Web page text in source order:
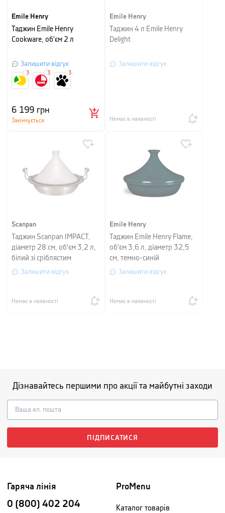
Emile Henry
Таджин Emile Henry
Cookware, об'єм 2 л
Залишити відгук
6 199 грн
Закінчується
3 3 3
Emile Henry
Таджин 4 л Emile Henry
Delight
Залишити відгук
Немає в наявності
Scanpan
Таджин Scanpan IMPACT,
діаметр 28 см, об'єм 3,2 л,
білий зі сріблястим
Залишити відгук
Немає в наявності
Emile Henry
Таджин Emile Henry Flame,
об'єм 3,6 л, діаметр 32,5
см, темно-синій
Залишити відгук
Немає в наявності
Дізнавайтесь першими про акції та майбутні заходи
ПІДПИСАТИСЯ
Гаряча лінія
0 (800) 402 204
ProMenu
Каталог товарів